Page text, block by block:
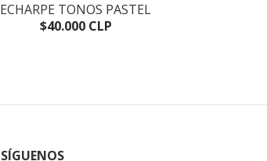
ECHARPE TONOS PASTEL
$40.000 CLP
SÍGUENOS